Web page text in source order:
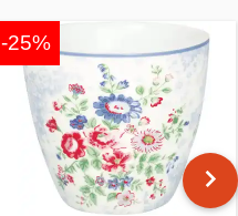
-25%